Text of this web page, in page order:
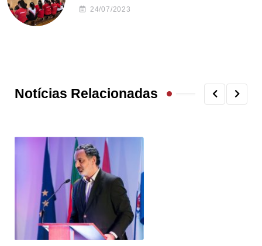
24/07/2023
Notícias Relacionadas